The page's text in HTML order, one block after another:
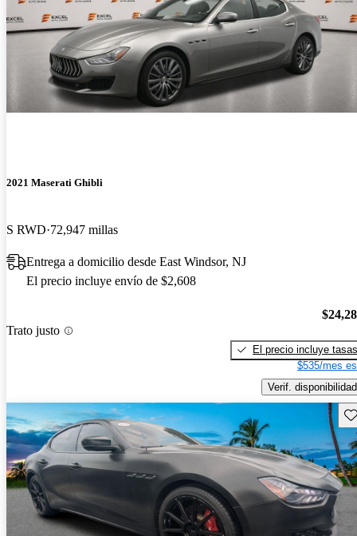
2021 Maserati Ghibli
S RWD 72,947 millas
Entrega a domicilio desde East Windsor, NJ
El precio incluye envío de $2,608
Trato justo
El precio incluye tasas
$535/mes
Verif. disponibilidad